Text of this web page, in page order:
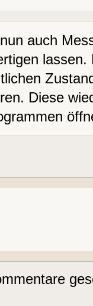
auch
lassen.
Diese